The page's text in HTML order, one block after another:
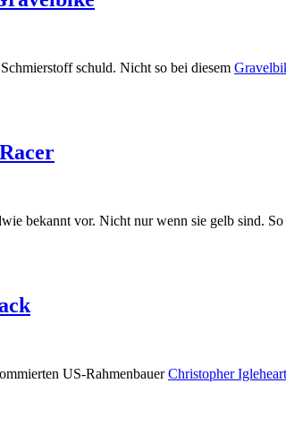
schuld. Nicht so bei diesem
bekannt vor. Nicht nur wenn sie gelb sind.
US-RahmenbauerChristopher Igleheart